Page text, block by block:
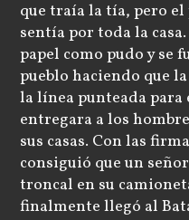
que traía la tía, pero
sentía por toda la
papel como pudo y se
pueblo haciendo que
la línea punteada
entregara a los
sus casas. Con las
consiguió que un
troncal en su
finalmente llegó al